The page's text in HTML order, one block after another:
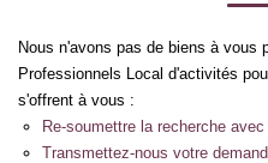
NOS
Budget max
Nous n'avons pas de biens à vous
Professionnels Local d'activités
s'offrent à vous :
Re-soumettre la recherche avec
Transmettez-nous votre